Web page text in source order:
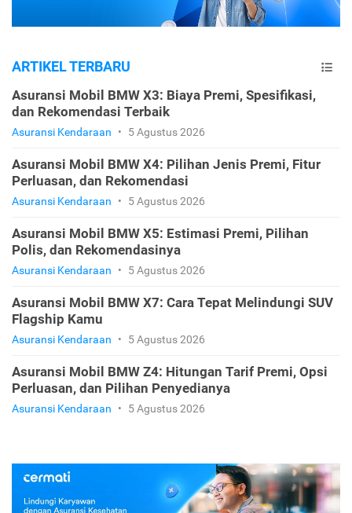
ARTIKEL TERBARU
Asuransi Mobil BMW X3: Biaya Premi, Spesifikasi,
dan Rekomendasi Terbaik
Asuransi Kendaraan • 5 Agustus 2026
Asuransi Mobil BMW X4: Pilihan Jenis Premi, Fitur
Perluasan, dan Rekomendasi
Asuransi Kendaraan • 5 Agustus 2026
Asuransi Mobil BMW X5: Estimasi Premi, Pilihan
Polis, dan Rekomendasinya
Asuransi Kendaraan • 5 Agustus 2026
Asuransi Mobil BMW X7: Cara Tepat Melindungi SUV
Flagship Kamu
Asuransi Kendaraan • 5 Agustus 2026
Asuransi Mobil BMW Z4: Hitungan Tarif Premi, Opsi
Perluasan, dan Pilihan Penyedianya
Asuransi Kendaraan • 5 Agustus 2026